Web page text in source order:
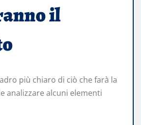
il
più chiaro di ciò che farà la
analizzare alcuni elementi